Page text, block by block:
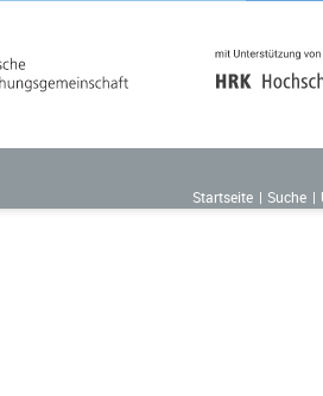
Startseite
Suche